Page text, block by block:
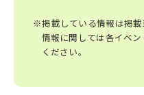
※掲載している情報は掲載
情報に関しては各イベ
ください。